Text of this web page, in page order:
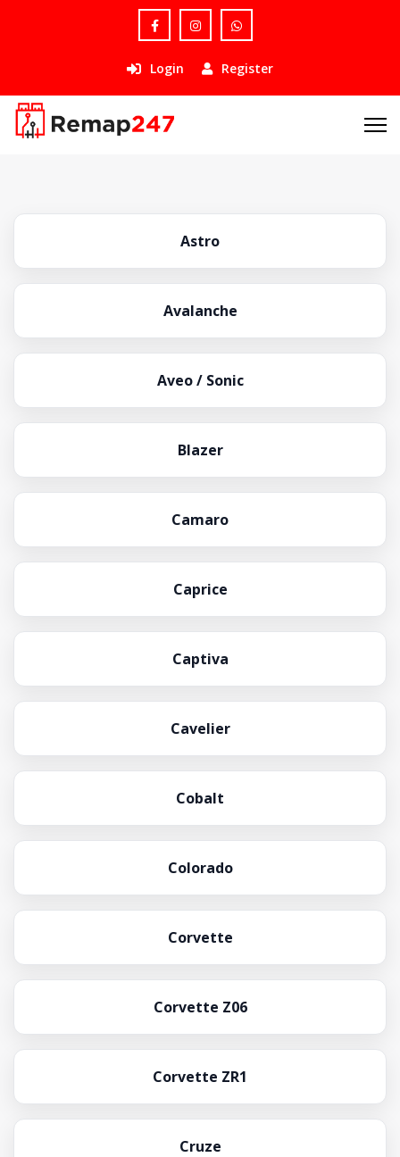
Login Register
Astro
Avalanche
Aveo / Sonic
Blazer
Camaro
Caprice
Captiva
Cavelier
Cobalt
Colorado
Corvette
Corvette Z06
Corvette ZR1
Cruze